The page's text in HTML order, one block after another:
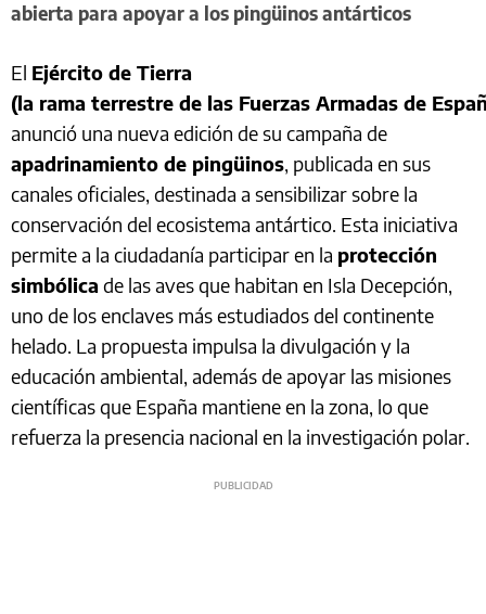
abierta para apoyar a los pingüinos antárticos
El Ejército de Tierra
(la rama terrestre de las Fuerzas Armadas de
anunció una nueva edición de su campaña de
apadrinamiento de pingüinos, publicada en sus
canales oficiales, destinada a sensibilizar sobre la
conservación del ecosistema antártico. Esta iniciativa
permite a la ciudadanía participar en la protección
simbólica de las aves que habitan en Isla Decepción,
uno de los enclaves más estudiados del continente
helado. La propuesta impulsa la divulgación y la
educación ambiental, además de apoyar las misiones
científicas que España mantiene en la zona, lo que
refuerza la presencia nacional en la investigación polar.